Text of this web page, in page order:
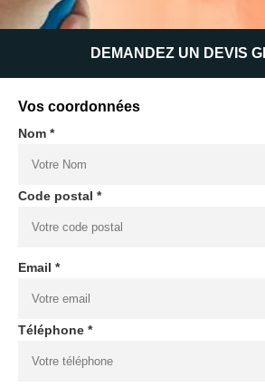
DEMANDEZ UN DEVIS
Vos coordonnées
Nom *
Code postal *
Email *
Téléphone *